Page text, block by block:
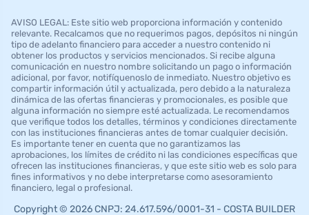
AVISO LEGAL: Este sitio web proporciona información y contenido
relevante. Recalcamos que no requerimos pagos, depósitos ni ningún
tipo de adelanto financiero para acceder a nuestro contenido ni
obtener los productos y servicios mencionados. Si recibe alguna
comunicación en nuestro nombre solicitando un pago o información
adicional, por favor, notifíquenoslo de inmediato. Nuestro objetivo es
compartir información útil y actualizada, pero debido a la naturaleza
dinámica de las ofertas financieras y promocionales, es posible que
alguna información no siempre esté actualizada. Le recomendamos
que verifique todos los detalles, términos y condiciones directamente
con las instituciones financieras antes de tomar cualquier decisión.
Es importante tener en cuenta que no garantizamos las
aprobaciones, los límites de crédito ni las condiciones específicas que
ofrecen las instituciones financieras, y que este sitio web es solo para
fines informativos y no debe interpretarse como asesoramiento
financiero, legal o profesional.
Copyright © 2026 CNPJ: 24.617.596/0001-31 - COSTA BUILDER